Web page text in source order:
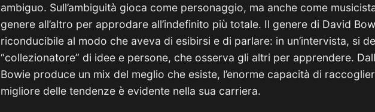
ambiguo. Sull’ambiguità gioca come personaggio, ma anche come
genere all’altro per approdare all’indefinito più totale. Il genere di David
riconducibile al modo che aveva di esibirsi e di parlare: in un’intervista, si
“collezionatore” di idee e persone, che osserva gli altri per apprendere.
Bowie produce un mix del meglio che esiste, l’enorme capacità di
migliore delle tendenze è evidente nella sua carriera.